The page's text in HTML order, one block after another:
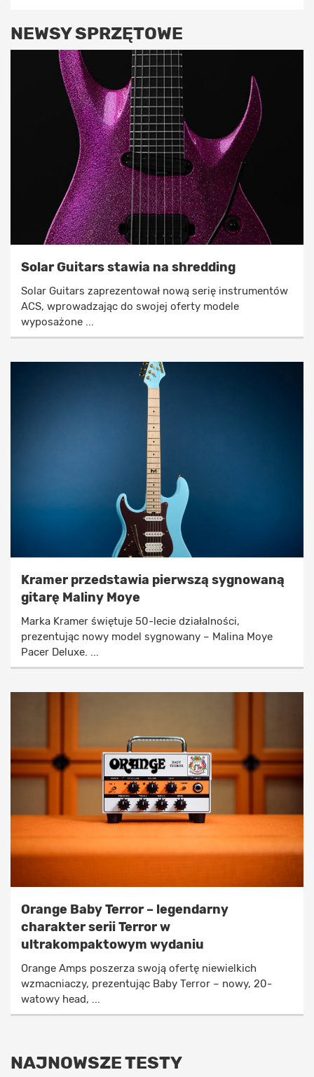
NEWSY SPRZĘTOWE
Solar Guitars stawia na shredding
Solar Guitars zaprezentował nową serię instrumentów
ACS, wprowadzając do swojej oferty modele
wyposażone ...
Kramer przedstawia pierwszą sygnowaną
gitarę Maliny Moye
Marka Kramer świętuje 50-lecie działalności,
prezentując nowy model sygnowany – Malina Moye
Pacer Deluxe. ...
Orange Baby Terror – legendarny
charakter serii Terror w
ultrakompaktowym wydaniu
Orange Amps poszerza swoją ofertę niewielkich
wzmacniaczy, prezentując Baby Terror – nowy, 20-
watowy head, ...
NAJNOWSZE TESTY